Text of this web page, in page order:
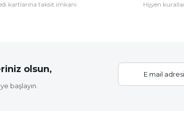
kartlarına taksit imkanı Hijyen
olsun,
başlayın.